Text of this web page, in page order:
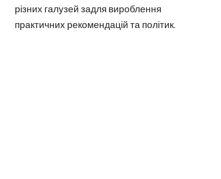
різних галузей задля вироблення
практичних рекомендацій та політик.